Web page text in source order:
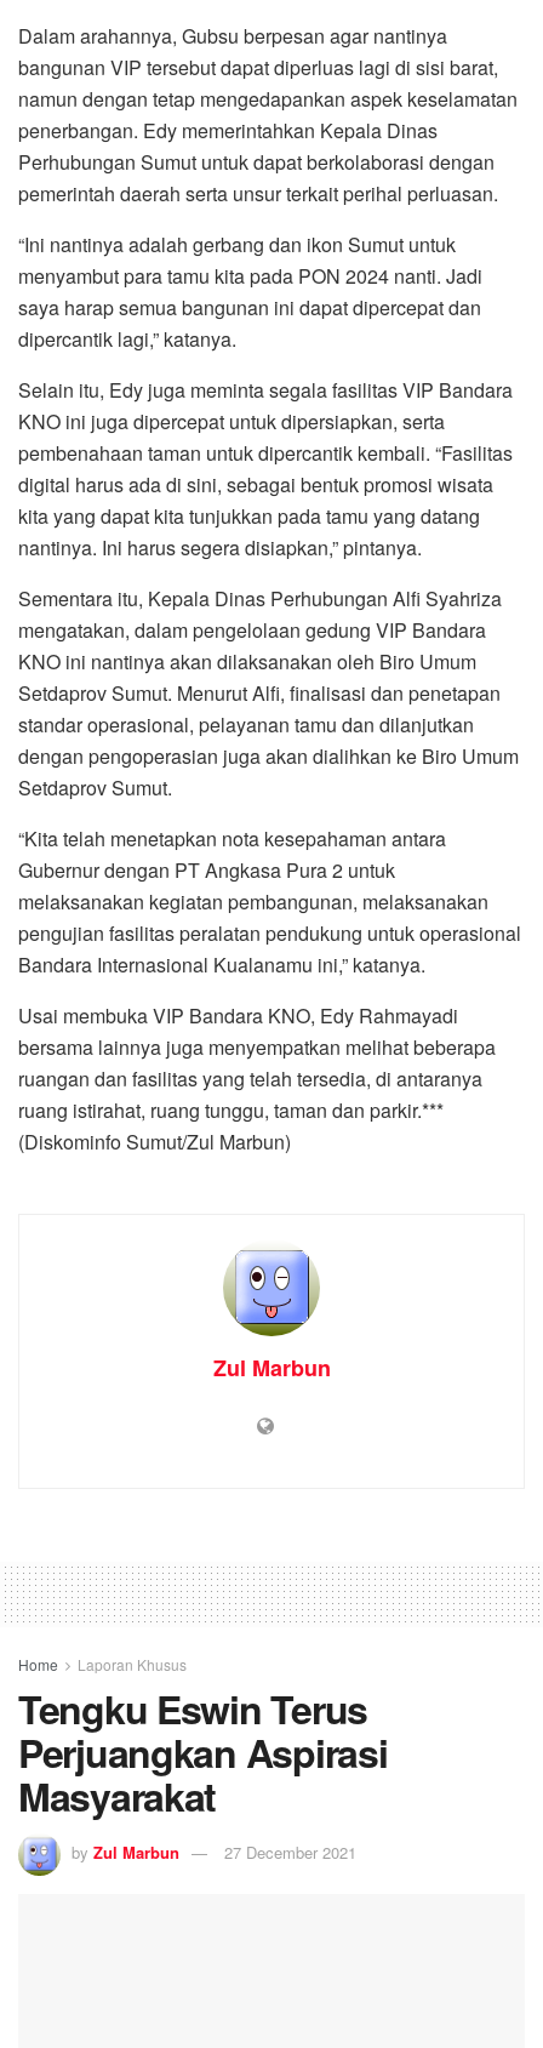
Dalam arahannya, Gubsu berpesan agar nantinya
bangunan VIP tersebut dapat diperluas lagi di sisi barat,
namun dengan tetap mengedapankan aspek keselamatan
penerbangan. Edy memerintahkan Kepala Dinas
Perhubungan Sumut untuk dapat berkolaborasi dengan
pemerintah daerah serta unsur terkait perihal perluasan.
“Ini nantinya adalah gerbang dan ikon Sumut untuk
menyambut para tamu kita pada PON 2024 nanti. Jadi
saya harap semua bangunan ini dapat dipercepat dan
dipercantik lagi,” katanya.
Selain itu, Edy juga meminta segala fasilitas VIP Bandara
KNO ini juga dipercepat untuk dipersiapkan, serta
pembenahaan taman untuk dipercantik kembali. “Fasilitas
digital harus ada di sini, sebagai bentuk promosi wisata
kita yang dapat kita tunjukkan pada tamu yang datang
nantinya. Ini harus segera disiapkan,” pintanya.
Sementara itu, Kepala Dinas Perhubungan Alfi Syahriza
mengatakan, dalam pengelolaan gedung VIP Bandara
KNO ini nantinya akan dilaksanakan oleh Biro Umum
Setdaprov Sumut. Menurut Alfi, finalisasi dan penetapan
standar operasional, pelayanan tamu dan dilanjutkan
dengan pengoperasian juga akan dialihkan ke Biro Umum
Setdaprov Sumut.
“Kita telah menetapkan nota kesepahaman antara
Gubernur dengan PT Angkasa Pura 2 untuk
melaksanakan kegiatan pembangunan, melaksanakan
pengujian fasilitas peralatan pendukung untuk operasional
Bandara Internasional Kualanamu ini,” katanya.
Usai membuka VIP Bandara KNO, Edy Rahmayadi
bersama lainnya juga menyempatkan melihat beberapa
ruangan dan fasilitas yang telah tersedia, di antaranya
ruang istirahat, ruang tunggu, taman dan parkir.***
(Diskominfo Sumut/Zul Marbun)
Zul Marbun
Home Laporan Khusus
Tengku Eswin Terus
Perjuangkan Aspirasi
Masyarakat
by Zul Marbun 27 December 2021